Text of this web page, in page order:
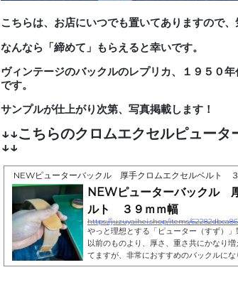
こちらは、お店にいつでも置いてありますので
なんなら「締めて」もらえると幸いです。
ヴィンテージのバックルのレプリカ、１９５０
です。
サンプルが仕上がり次第、写真掲載します！
↓↓こちらのクロムエクセルピュータ
↓↓
NEWピューターバックル 厚手クロムエクセルベルト
NEWピューターバックル
ルト ３９ｍｍ幅
https://juzuyaihei.shop/items/
やっと理想とする「ピューター（すず）」
以前のものより、厚さ、重さ共にかなり
てますが、非常におすすめのバックルにな
ベルトの幅自体は３９mmになります。